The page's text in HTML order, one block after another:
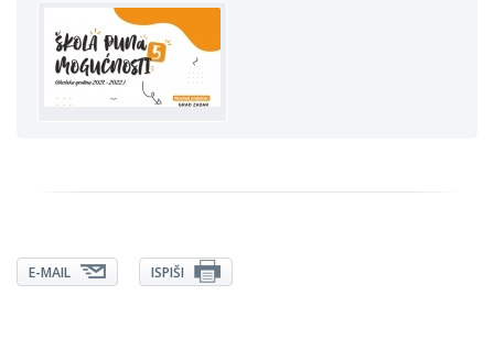
E-MAIL ISPIŠI